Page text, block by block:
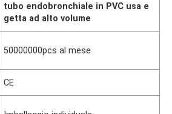
tubo endobronchiale in PVC usa e
getta ad alto volume
50000000pcs al mese
CE